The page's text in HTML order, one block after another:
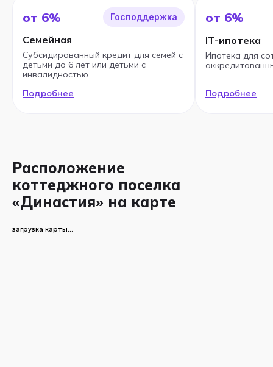
от 6% Господдержка
Семейная
Субсидированный кредит для семей с
детьми до 6 лет или детьми с
инвалидностью
Подробнее
от 6%
IT-ипотека
Ипотека для
Подробнее
Расположение
коттеджного поселка
«Династия» на карте
загрузка карты...